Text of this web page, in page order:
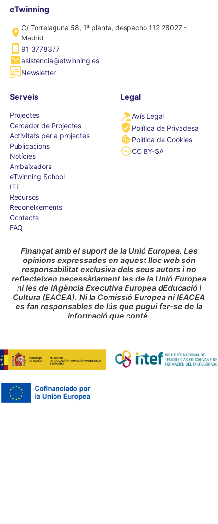
eTwinning
C/ Torrelaguna 58, 1ª planta, despacho 112 28027 -
Madrid
91 3778377
asistencia@etwinning.es
Newsletter
Serveis
Projectes
Cercador de Projectes
Activitats per a projectes
Publicacions
Notícies
Ambaixadors
eTwinning School
ITE
Recursos
Reconeixements
Contacte
FAQ
Legal
Avís Legal
Política de Privadesa
Política de Cookies
CC BY-SA
Finançat amb el suport de la Unió Europea. Les
opinions expressades en aquest lloc web són
responsabilitat exclusiva dels seus autors i no
reflecteixen necessàriament les de la Unió Europea
ni les de lAgència Executiva Europea dEducació i
Cultura (EACEA). Ni la Comissió Europea ni lEACEA
es fan responsables de lús que pugui fer-se de la
informació que conté.